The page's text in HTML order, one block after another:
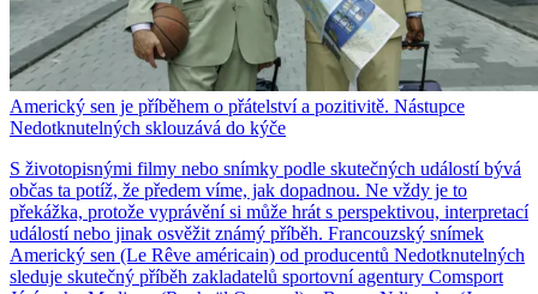
Americký sen je příběhem o přátelství a pozitivitě. Nástupce
Nedotknutelných sklouzává do kýče
S životopisnými filmy nebo snímky podle skutečných událostí bývá
občas ta potíž, že předem víme, jak dopadnou. Ne vždy je to
překážka, protože vyprávění si může hrát s perspektivou, interpretací
událostí nebo jinak osvěžit známý příběh. Francouzský snímek
Americký sen (Le Rêve américain) od producentů Nedotknutelných
sleduje skutečný příběh zakladatelů sportovní agentury Comsport